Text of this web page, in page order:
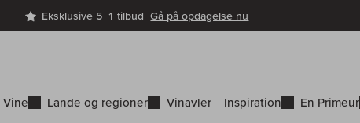
Eksklusive 5+1 tilbudGå på opdagelse nu
Vine Lande og regioner Vinavler Inspiration En Primeur